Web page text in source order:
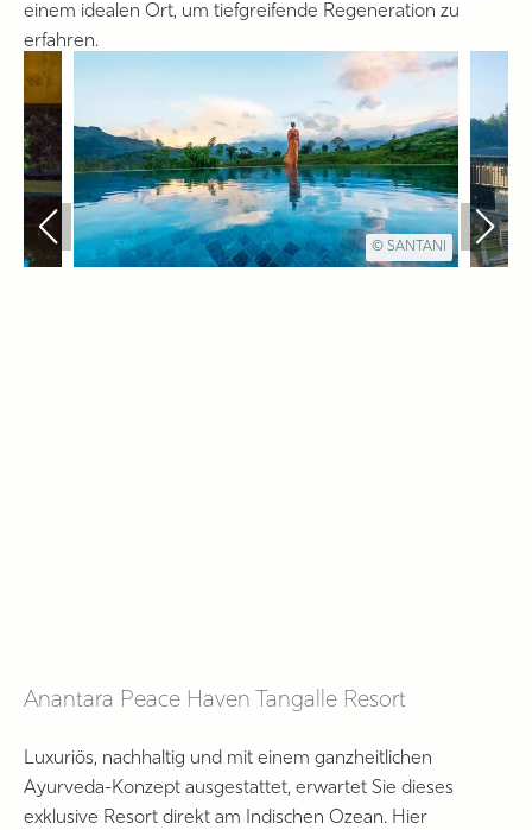
einem idealen Ort, um tiefgreifende Regeneration zu
erfahren.
© SANTANI
Anantara Peace Haven Tangalle Resort
Luxuriös, nachhaltig und mit einem ganzheitlichen
Ayurveda-Konzept ausgestattet, erwartet Sie dieses
exklusive Resort direkt am Indischen Ozean. Hier